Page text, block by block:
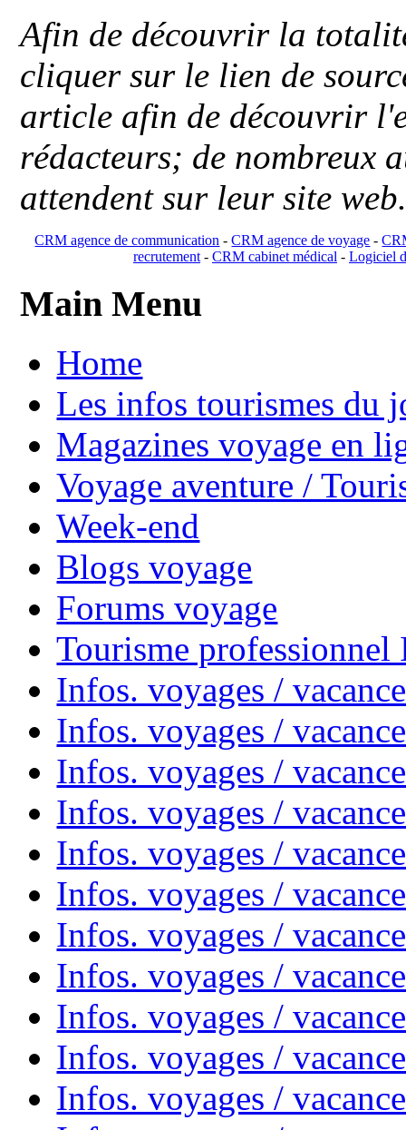
Afin de découvrir la
cliquer sur le lien de
article afin de découvrir
rédacteurs; de nombreux
attendent sur leur site
CRM agence de communication -CRM agence de voyage -
recrutement- CRM cabinet médical- Logiciel
Main Menu
Home
Les infos tourismes du
Magazines voyage en
Voyage aventure /
Week-end
Blogs voyage
Forums voyage
Tourisme
Infos. voyages /
Infos. voyages /
Infos. voyages /
Infos. voyages /
Infos. voyages /
Infos. voyages /
Infos. voyages /
Infos. voyages /
Infos. voyages /
Infos. voyages /
Infos. voyages /